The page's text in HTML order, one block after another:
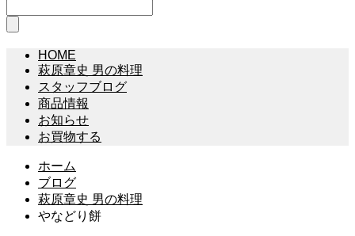
HOME
萩原章史 男の料理
スタッフブログ
商品情報
お知らせ
お買物する
ホーム
ブログ
萩原章史 男の料理
やなどり餅